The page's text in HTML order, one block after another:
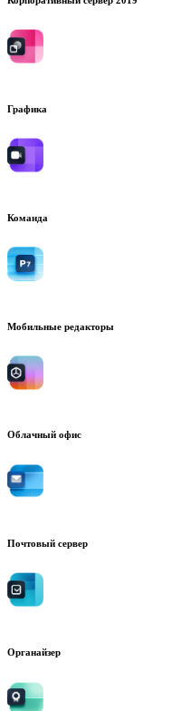
Графика
Команда
Мобильные редакторы
Облачный офис
Почтовый сервер
Органайзер